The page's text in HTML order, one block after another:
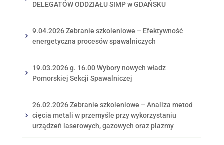
DELEGATÓW ODDZIAŁU SIMP w GDAŃSKU
9.04.2026 Zebranie szkoleniowe – Efektywność
energetyczna procesów spawalniczych
19.03.2026 g. 16.00 Wybory nowych władz
Pomorskiej Sekcji Spawalniczej
26.02.2026 Zebranie szkoleniowe – Analiza metod
cięcia metali w przemyśle przy wykorzystaniu
urządzeń laserowych, gazowych oraz plazmy